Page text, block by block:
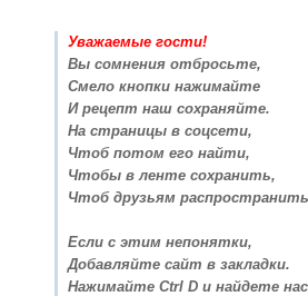
Уважаемые гости!
Вы сомнения отбросьте,
Смело кнопки нажимайте
И рецепт наш сохраняйте.
На страницы в соцсети,
Чтоб потом его найти,
Чтобы в ленте сохранить,
Чтоб друзьям
Если с этим непонятки,
Добавляйте сайт в закладки.
Нажимайте Ctrl D и найдете